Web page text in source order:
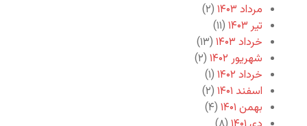
مرداد ۱۴۰۳
(۲)
تیر ۱۴۰۳
(۱۱)
خرداد ۱۴۰۳
(۱۳)
شهریور ۱۴۰۲
(۲)
خرداد ۱۴۰۲
(۱)
اسفند ۱۴۰۱
(۲)
بهمن ۱۴۰۱
(۴)